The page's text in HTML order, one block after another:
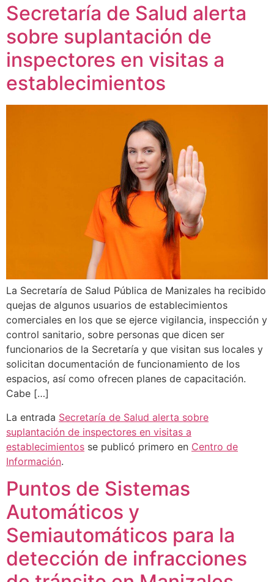
Secretaría de Salud alerta
sobre suplantación de
inspectores en visitas a
establecimientos
La Secretaría de Salud Pública de Manizales ha recibido
quejas de algunos usuarios de establecimientos
comerciales en los que se ejerce vigilancia, inspección y
control sanitario, sobre personas que dicen ser
funcionarios de la Secretaría y que visitan sus locales y
solicitan documentación de funcionamiento de los
espacios, así como ofrecen planes de capacitación.
Cabe […]
La entrada Secretaría de Salud alerta sobre
suplantación de inspectores en visitas a
establecimientos se publicó primero en Centro de
Información.
Puntos de Sistemas
Automáticos y
Semiautomáticos para la
detección de infracciones